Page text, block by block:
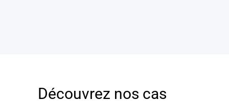
Découvrez nos cas